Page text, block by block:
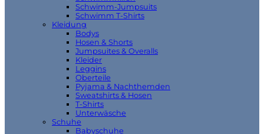
Schwimm-Jumpsuits
Schwimm T-Shirts
Kleidung
Bodys
Hosen & Shorts
Jumpsuites & Overalls
Kleider
Leggins
Oberteile
Pyjama & Nachthemden
Sweatshirts & Hosen
T-Shirts
Unterwäsche
Schuhe
Babyschuhe